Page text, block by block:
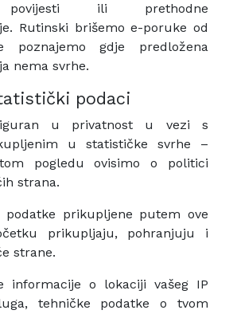
povijesti ili prethodne
Rutinski brišemo e-poruke od
gdje predložena
nema svrhe.
podaci
u privatnost u vezi s
u statističke svrhe –
pogledu ovisimo o politici
strana.
podatke prikupljene putem ove
prikupljaju, pohranjuju i
strane.
informacije o lokaciji vašeg IP
tehničke podatke o tvom